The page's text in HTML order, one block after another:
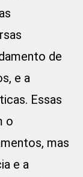
de
e a
Essas
o
mas
e a